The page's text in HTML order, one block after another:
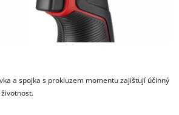
Management Platform
a spojka s prokluzem momentu zajišťují účinný